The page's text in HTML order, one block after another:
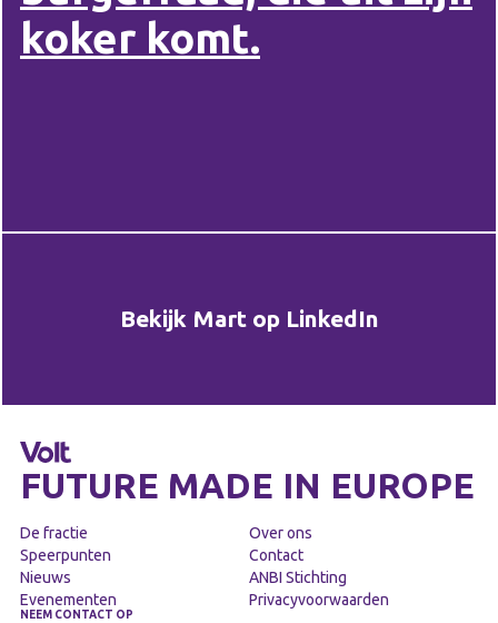
koker komt.
Bekijk Mart op LinkedIn
FUTURE MADE IN EUROPE
De fractie
Speerpunten
Nieuws
Evenementen
Over ons
Contact
ANBI Stichting
Privacyvoorwaarden
NEEM CONTACT OP